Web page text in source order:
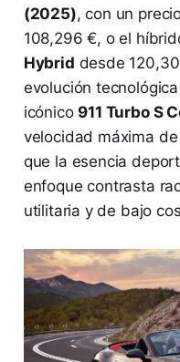
(2025), con un
108,296 €, o el
Hybrid desde
evolución
icónico 911 Turbo S
velocidad máxima
que la esencia
enfoque contrasta
utilitaria y de bajo